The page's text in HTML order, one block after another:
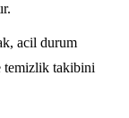
acil durum
temizlik takibini